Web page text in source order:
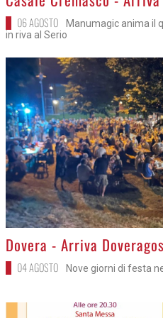
06 AGOSTO
Manumagic anima il
in riva al Serio
>
Dovera - Arriva
04 AGOSTO Nove giorni di festa